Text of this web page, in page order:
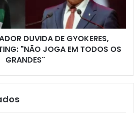
DUVIDA DE GYOKERES,
"NÃO JOGA EM TODOS OS
GRANDES"